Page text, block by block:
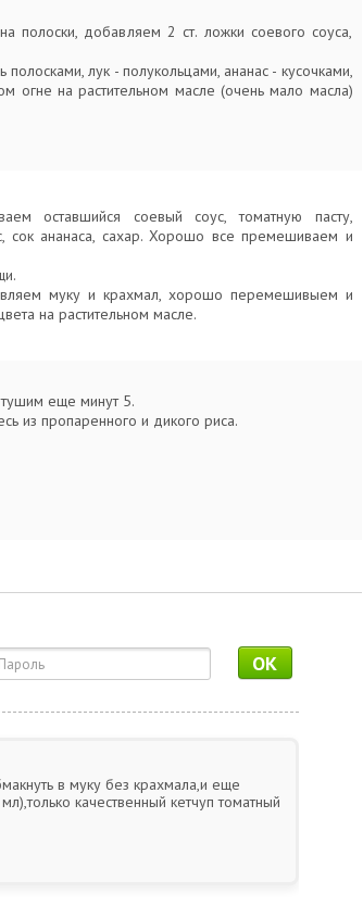
полоски, добавляем 2 ст. ложки соевого соуса,
лук - полукольцами, ананас - кусочками,
огне на растительном масле (очень мало масла)
оставшийся соевый соус, томатную пасту,
сок ананаса, сахар. Хорошо все премешиваем и
муку и крахмал, хорошо перемешивыем и
на растительном масле.
тушим еще минут 5.
из пропаренного и дикого риса.
OK
в муку без крахмала,и еще
качественный кетчуп томатный